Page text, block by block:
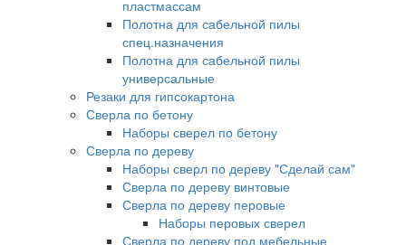
пластмассам
Полотна для сабельной пилы
спец.назначения
Полотна для сабельной пилы
универсальные
Резаки для гипсокартона
Сверла по бетону
Наборы сверел по бетону
Сверла по дереву
Наборы сверл по дереву "Сделай сам"
Сверла по дереву винтовые
Сверла по дереву перовые
Наборы перовых сверел
Сверла по дереву под мебельные